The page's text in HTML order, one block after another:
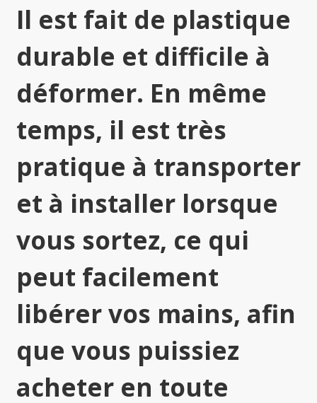
Il est fait de plastique
durable et difficile à
déformer. En même
temps, il est très
pratique à transporter
et à installer lorsque
vous sortez, ce qui
peut facilement
libérer vos mains, afin
que vous puissiez
acheter en toute